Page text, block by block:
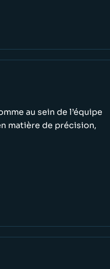
au sein de l’équipe
matière de précision,